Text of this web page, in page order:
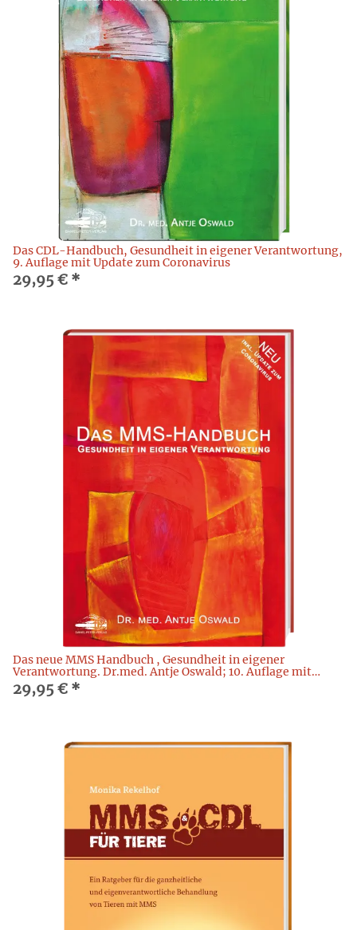
Das CDL-Handbuch, Gesundheit in eigener Verantwortung,
9. Auflage mit Update zum Coronavirus
29,95 € *
Das neue MMS Handbuch , Gesundheit in eigener
Verantwortung. Dr.med. Antje Oswald; 10. Auflage mit
Corona-Update
29,95 € *